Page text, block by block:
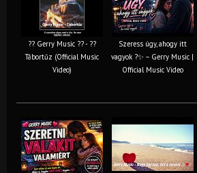
?? Gerry Music ?? - ??
Tábortűz (Official Music
Video)
Szeress úgy, ahogy itt
vagyok ?✨ – Gerry Music |
Official Music Video